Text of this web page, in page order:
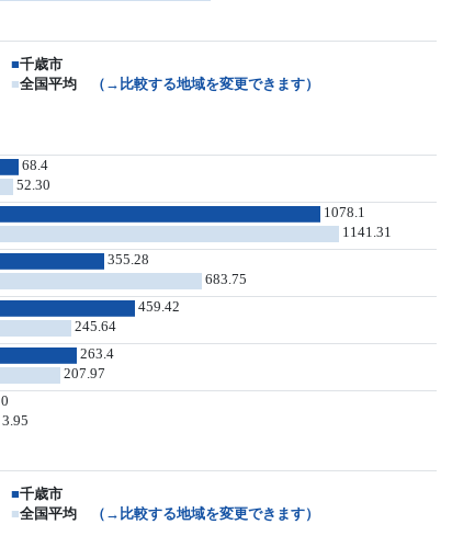
■千歳市
■全国平均 （→比較する地域を変更できます）
68.4
52.30
1078.1
1141.31
355.28
683.75
459.42
245.64
263.4
207.97
0
3.95
■千歳市
■全国平均 （→比較する地域を変更できます）